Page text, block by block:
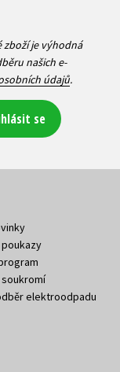
zboží je výhodná
našich e-
údajů.
se
elektroodpadu